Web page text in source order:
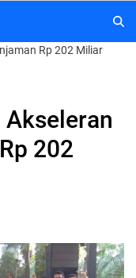
Rp 202 Miliar
Akseleran
202